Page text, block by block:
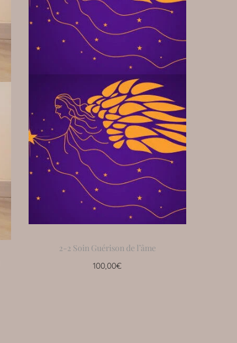
2-2 Soin Guérison de l’âme
100,00€